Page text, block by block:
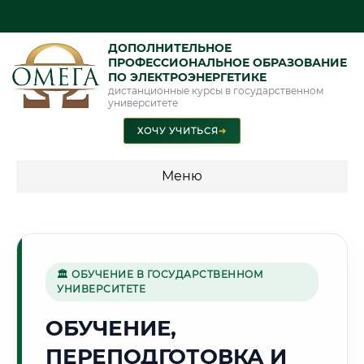
ДОПОЛНИТЕЛЬНОЕ
ПРОФЕССИОНАЛЬНОЕ ОБРАЗОВАНИЕ
ПО ЭЛЕКТРОЭНЕРГЕТИКЕ
дистанционные курсы в государственном
университете
ХОЧУ УЧИТЬСЯ➜
Меню
🧵
Г. ИВАНОВО
🏛 ОБУЧЕНИЕ В ГОСУДАРСТВЕННОМ
УНИВЕРСИТЕТЕ
ОБУЧЕНИЕ,
ПЕРЕПОДГОТОВКА И